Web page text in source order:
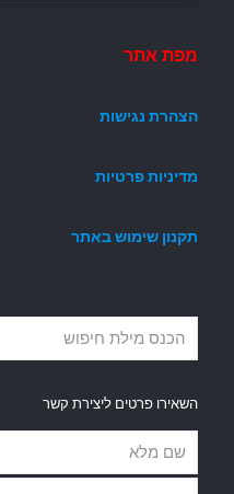
מפת אתר
הצהרת נגישות
מדיניות פרטיות
תקנון שימוש באתר
השאירו פרטים ליצירת קשר